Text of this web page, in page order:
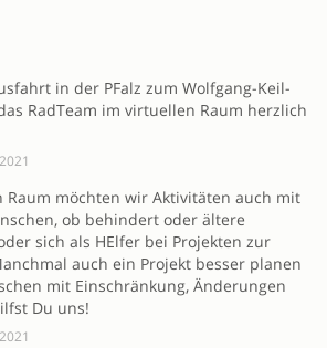
in der PFalz zum Wolfgang-Keil-
RadTeam im virtuellen Raum herzlich
möchten wir Aktivitäten auch mit
ob behindert oder ältere
sich als HElfer bei Projekten zur
auch ein Projekt besser planen
mit Einschränkung, Änderungen
Du uns!